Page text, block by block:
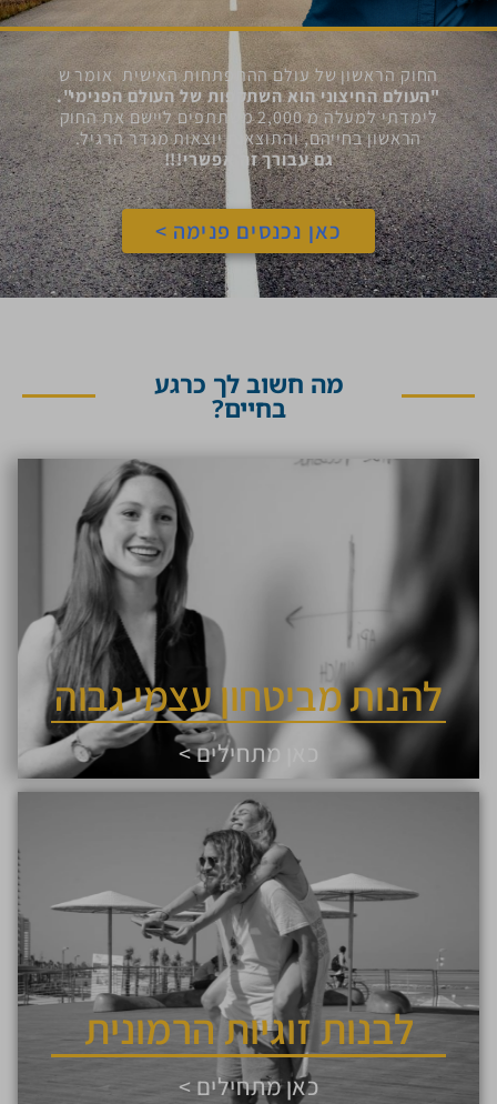
החוק הראשון של עולם ההתפתחות האישית אומר ש
"העולם החיצוני הוא השתקפות של העולם הפנימי".
לימדתי למעלה מ 2,000 משתתפים ליישם את החוק
הראשון בחייהם, והתוצאות יוצאות מגדר הרגיל.
גם עבורך זה אפשרי!!!
כאן נכנסים פנימה >
מה חשוב לך כרגע
בחיים?
להנות מביטחון עצמי גבוה
כאן מתחילים >
לבנות זוגיות הרמונית
כאן מתחילים >